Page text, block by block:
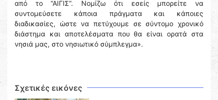
από το “ΑΙΓΙΣ”. Νομίζω ότι εσείς μπορείτε να
συντομεύσετε κάποια πράγματα και κάποιες
διαδικασίες, ώστε να πετύχουμε σε σύντομο χρονικό
διάστημα και αποτελέσματα που θα είναι ορατά στα
νησιά μας, στο νησιωτικό σύμπλεγμα».
Σχετικές εικόνες